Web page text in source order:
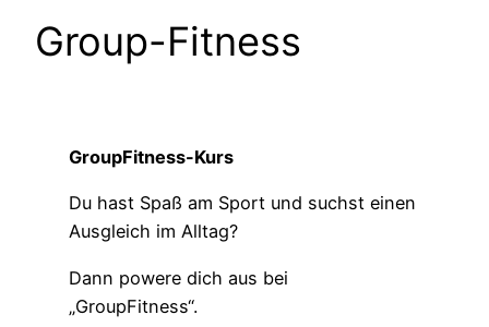
Group-Fitness
GroupFitness-Kurs
Du hast Spaß am Sport und suchst einen
Ausgleich im Alltag?
Dann powere dich aus bei
„GroupFitness“.